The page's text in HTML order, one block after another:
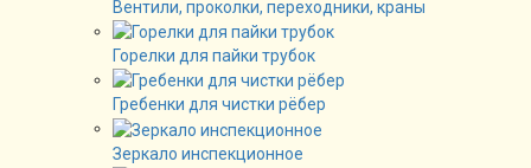
Вентили, проколки, переходники, краны
Горелки для пайки трубок
Гребенки для чистки рёбер
Зеркало инспекционное